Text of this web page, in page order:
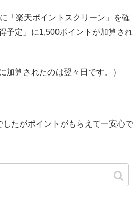
「楽天ポイントスクリーン」を確
予定」に1,500ポイントが加算され
加算されたのは翌々日です。）
たがポイントがもらえて一安心で